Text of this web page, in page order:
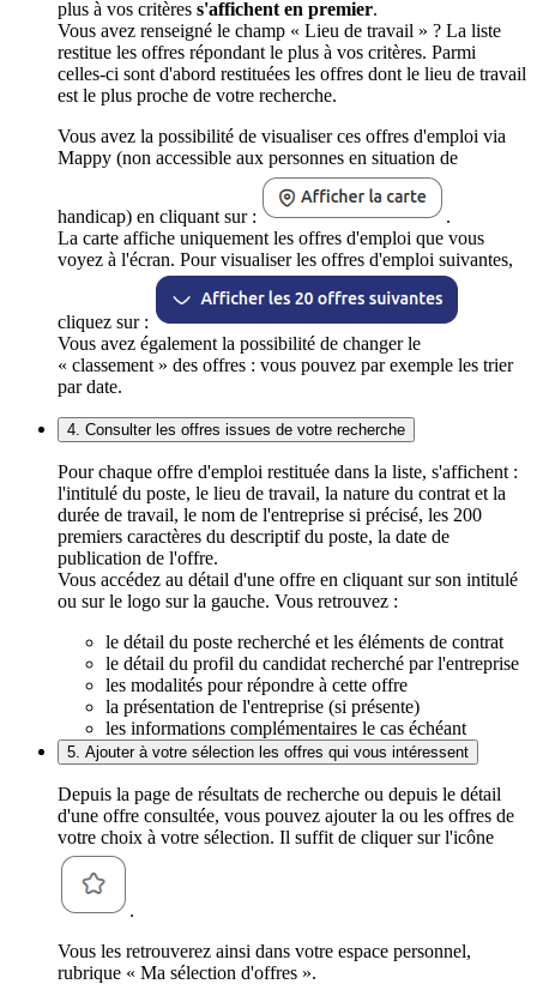
plus à vos critères s'affichent en premier.
Vous avez renseigné le champ « Lieu de travail » ? La liste
restitue les offres répondant le plus à vos critères. Parmi
celles-ci sont d'abord restituées les offres dont le lieu de travail
est le plus proche de votre recherche.
Vous avez la possibilité de visualiser ces offres d'emploi via
Mappy (non accessible aux personnes en situation de
handicap) en cliquant sur :
.
La carte affiche uniquement les offres d'emploi que vous
voyez à l'écran. Pour visualiser les offres d'emploi suivantes,
cliquez sur :
Vous avez également la possibilité de changer le
« classement » des offres : vous pouvez par exemple les trier
par date.
4. Consulter les offres issues de votre recherche
Pour chaque offre d'emploi restituée dans la liste, s'affichent :
l'intitulé du poste, le lieu de travail, la nature du contrat et la
durée de travail, le nom de l'entreprise si précisé, les 200
premiers caractères du descriptif du poste, la date de
publication de l'offre.
Vous accédez au détail d'une offre en cliquant sur son intitulé
ou sur le logo sur la gauche. Vous retrouvez :
le détail du poste recherché et les éléments de contrat
le détail du profil du candidat recherché par l'entreprise
les modalités pour répondre à cette offre
la présentation de l'entreprise (si présente)
les informations complémentaires le cas échéant
5. Ajouter à votre sélection les offres qui vous intéressent
Depuis la page de résultats de recherche ou depuis le détail
d'une offre consultée, vous pouvez ajouter la ou les offres de
votre choix à votre sélection. Il suffit de cliquer sur l'icône
.
Vous les retrouverez ainsi dans votre espace personnel,
rubrique « Ma sélection d'offres ».